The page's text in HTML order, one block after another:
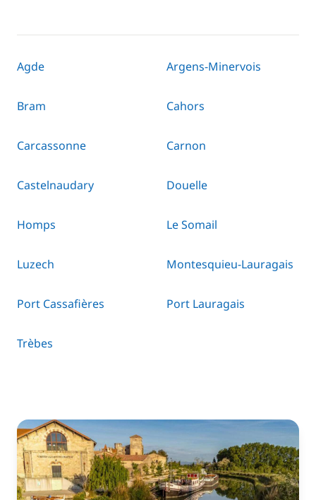
Agde Argens-Minervois
Bram Cahors
Carcassonne Carnon
Castelnaudary Douelle
Homps Le Somail
Luzech Montesquieu-Lauragais
Port Cassafières Port Lauragais
Trèbes